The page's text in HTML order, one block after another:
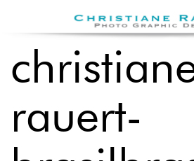
springen
Rauert
rauert-